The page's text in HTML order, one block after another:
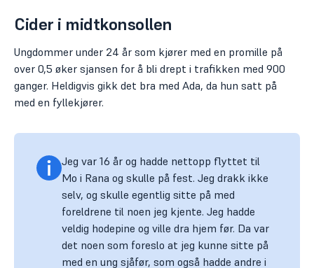
Cider i midtkonsollen
Ungdommer under 24 år som kjører med en promille på
over 0,5 øker sjansen for å bli drept i trafikken med 900
ganger. Heldigvis gikk det bra med Ada, da hun satt på
med en fyllekjører.
Jeg var 16 år og hadde nettopp flyttet til
Mo i Rana og skulle på fest. Jeg drakk ikke
selv, og skulle egentlig sitte på med
foreldrene til noen jeg kjente. Jeg hadde
veldig hodepine og ville dra hjem før. Da var
det noen som foreslo at jeg kunne sitte på
med en ung sjåfør, som også hadde andre i